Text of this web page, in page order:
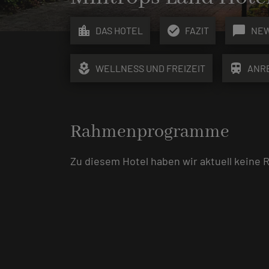
location_city DAS HOTEL check_circle FAZIT chat_bubble
local_florist WELLNESS UND FREIZEIT train
Rahmenprogramme
Zu diesem Hotel haben wir aktuell keine